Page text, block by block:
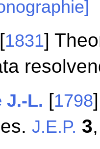
[1831]
J.-L. [1798
J.E.P. 3